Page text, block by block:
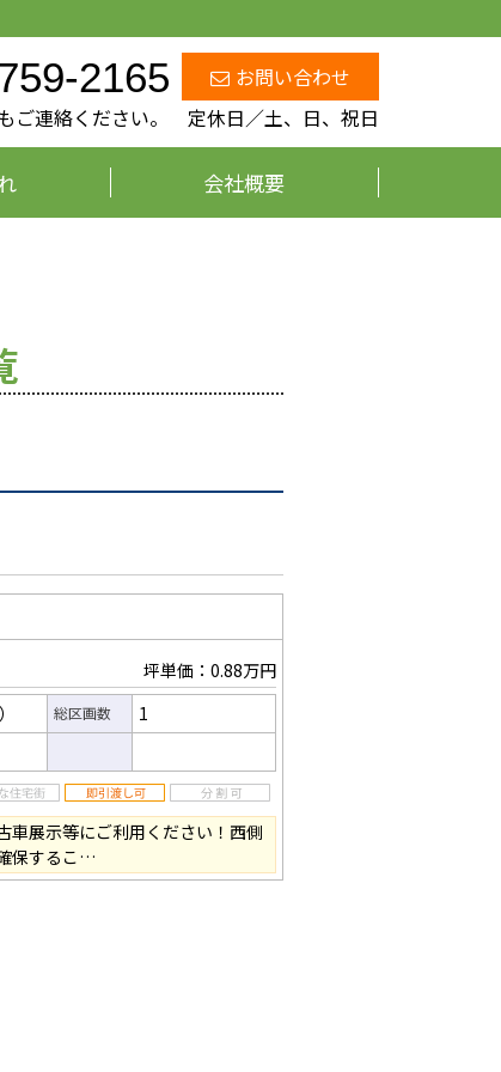
2165
お問い合わせ
連絡ください。 定休日／土、日、祝日
会社概要
坪単価：0.88万円
総区画数 1
車展示等にご利用ください！西側
保するこ…